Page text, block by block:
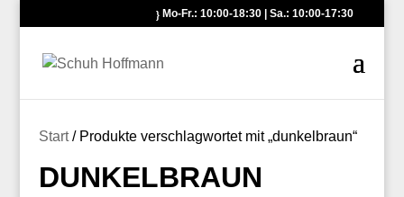
Mo-Fr.: 10:00-18:30 | Sa.: 10:00-17:30
Start/ Produkte verschlagwortet mit „dunkelbraun“
DUNKELBRAUN